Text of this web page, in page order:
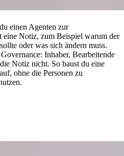
einen Agenten zur
Notiz, zum Beispiel warum der
oder was sich ändern muss.
Inhaber, Bearbeitende
Notiz nicht. So baust du eine
ohne die Personen zu